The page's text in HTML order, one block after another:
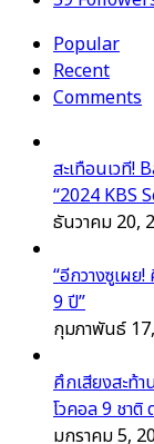
Popular
Recent
Comments
สะเทือนเวที!
“2024 KBS
ธันวาคม 20,
“อีกวางซูเผย
9 ปี”
กุมภาพันธ์
ศึกเสียงสะท้า
โวคอล 9 ชาติ
มกราคม 5,